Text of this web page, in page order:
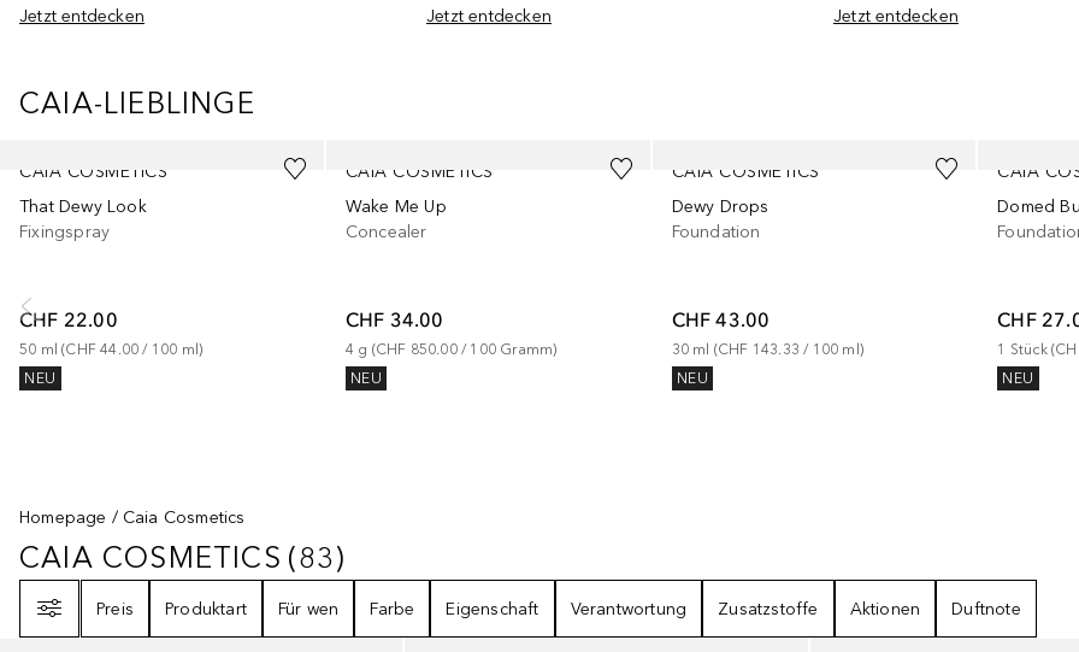
Jetzt entdecken
Jetzt entdecken
Jetzt entdecken
CAIA-LIEBLINGE
CAIA COSMETICS
That Dewy Look
Fixingspray
CHF 22.00
50 ml (CHF 44.00 / 100 ml)
NEU
CAIA COSMETICS
Wake Me Up
Concealer
CHF 34.00
4 g (CHF 850.00 / 100 Gramm)
NEU
CAIA COSMETICS
Dewy Drops
Foundation
CHF 43.00
30 ml (CHF 143.33 / 100 ml )
NEU
CAIA
Domed
CHF
1 Stück (
NEU
Homepage Caia Cosmetics
CAIA COSMETICS83
CAIA COSMETICS (83)
Preis
Produktart Für wen Farbe Eigenschaft Verantwortung Zusatzstoffe Aktionen Duftnote
+1